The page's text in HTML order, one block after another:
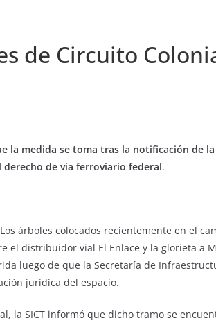
de Circuito
la medida se toma tras la notificación de la
de vía ferroviario federal.
árboles colocados recientemente en el
el distribuidor vial El Enlace y la glorieta a
luego de que la Secretaría de
jurídica del espacio.
la SICT informó que dicho tramo se